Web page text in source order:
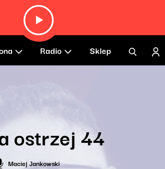
Radio Sklep
ostrzej 44
Maciej Jankowski